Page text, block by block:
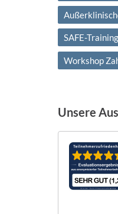
SAFE-Training
Workshop
Unsere